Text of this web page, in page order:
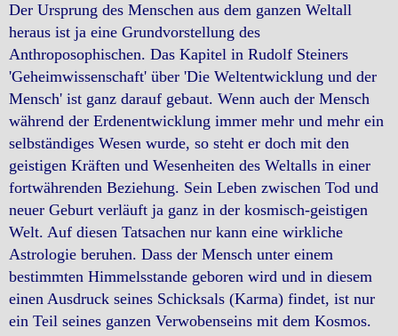
Der Ursprung des Menschen aus dem ganzen Weltall
heraus ist ja eine Grundvorstellung des
Anthroposophischen. Das Kapitel in Rudolf Steiners
'Geheimwissenschaft' über 'Die Weltentwicklung und der
Mensch' ist ganz darauf gebaut. Wenn auch der Mensch
während der Erdenentwicklung immer mehr und mehr ein
selbständiges Wesen wurde, so steht er doch mit den
geistigen Kräften und Wesenheiten des Weltalls in einer
fortwährenden Beziehung. Sein Leben zwischen Tod und
neuer Geburt verläuft ja ganz in der kosmisch-geistigen
Welt. Auf diesen Tatsachen nur kann eine wirkliche
Astrologie beruhen. Dass der Mensch unter einem
bestimmten Himmelsstande geboren wird und in diesem
einen Ausdruck seines Schicksals (Karma) findet, ist nur
ein Teil seines ganzen Verwobenseins mit dem Kosmos.